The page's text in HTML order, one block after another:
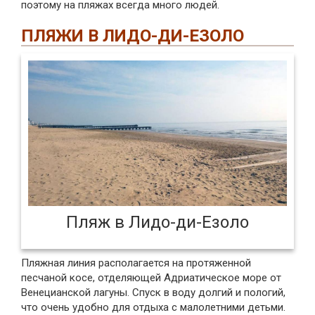
поэтому на пляжах всегда много людей.
ПЛЯЖИ В ЛИДО-ДИ-ЕЗОЛО
Пляж в Лидо-ди-Езоло
Пляжная линия располагается на протяженной
песчаной косе, отделяющей Адриатическое море от
Венецианской лагуны. Спуск в воду долгий и пологий,
что очень удобно для отдыха с малолетними детьми.